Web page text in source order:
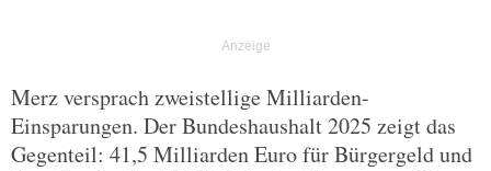
Merz versprach zweistellige Milliarden-
Einsparungen. Der Bundeshaushalt 2025 zeigt das
Gegenteil: 41,5 Milliarden Euro für Bürgergeld und